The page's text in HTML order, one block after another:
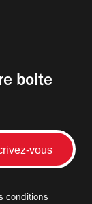
boite
conditions